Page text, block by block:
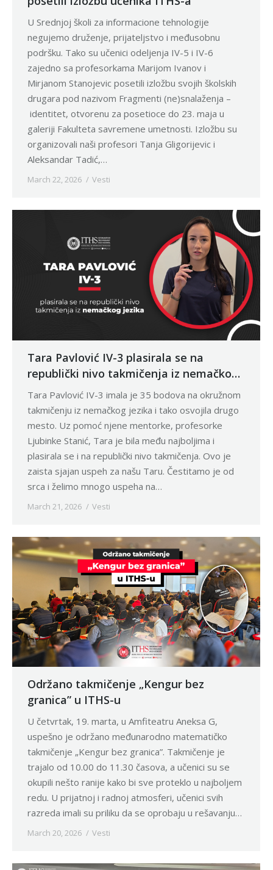
U Srednjoj školi za informacione tehnologije
negujemo druženje, prijateljstvo i međusobnu
podršku. Tako su učenici odeljenja IV-5 i IV-6
zajedno sa profesorkama Marijom Ivanov i
Mirjanom Stanojevic posetili izložbu svojih školskih
drugara pod nazivom Fragmenti (ne)snalaženja –
identitet, otvorenu za posetioce do 23. maja u
galeriji Fakulteta savremene umetnosti. Izložbu su
organizovali naši profesori Tanja Gligorijevic i
Aleksandar Tadić,…
March 22, 2026 Vesti
Tara Pavlović IV-3 plasirala se na
republički nivo takmičenja iz nemačkog
jezika
Tara Pavlović IV-3 imala je 35 bodova na okružnom
takmičenju iz nemačkog jezika i tako osvojila drugo
mesto. Uz pomoć njene mentorke, profesorke
Ljubinke Stanić, Tara je bila među najboljima i
plasirala se i na republički nivo takmičenja. Ovo je
zaista sjajan uspeh za našu Taru. Čestitamo je od
srca i želimo mnogo uspeha na…
March 21, 2026 Vesti
Održano takmičenje „Kengur bez
granica” u ITHS-u
U četvrtak, 19. marta, u Amfiteatru Aneksa G,
uspešno je održano međunarodno matematičko
takmičenje „Kengur bez granica”. Takmičenje je
trajalo od 10.00 do 11.30 časova, a učenici su se
okupili nešto ranije kako bi sve proteklo u najboljem
redu. U prijatnoj i radnoj atmosferi, učenici svih
razreda imali su priliku da se oprobaju u rešavanju…
March 20, 2026 Vesti